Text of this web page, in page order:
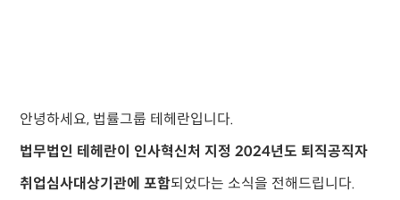
안녕하세요, 법률그룹 테헤란입니다.
법무법인 테헤란이 인사혁신처 지정 2024년도 퇴직공직자
취업심사대상기관에 포함되었다는 소식을 전해드립니다.